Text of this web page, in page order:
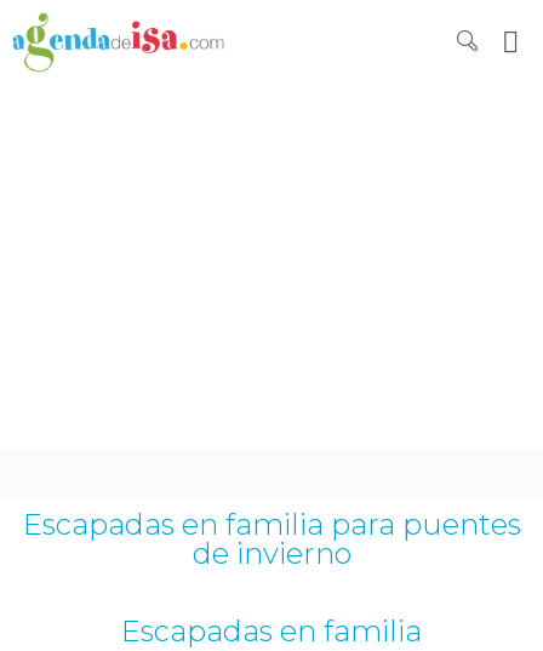
Escapadas en familia para puentes
de invierno
Escapadas en familia